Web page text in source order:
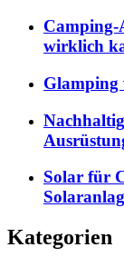
Camping-
wirklich
Glamping
Solar für
Kategorien